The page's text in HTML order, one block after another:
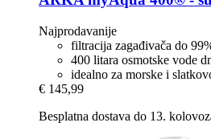
Najprodavanije
filtracija zagađivača do
400 litara osmotske vode
idealno za morske i
€ 145,99
Besplatna dostava do 13.